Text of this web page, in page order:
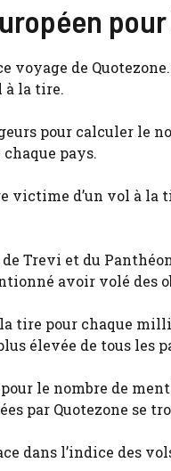
voyage de
à la tire.
pour calculer le
pays.
victime d’un vol à la
Trevi et du
avoir volé des
tire pour chaque
élevée de tous les
le nombre de
par Quotezone se
dans l’indice des